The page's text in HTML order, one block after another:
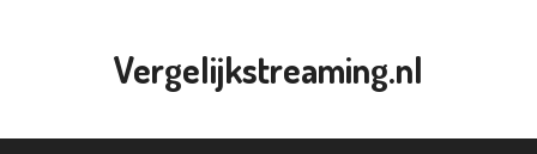
Vergelijkstreaming.nl